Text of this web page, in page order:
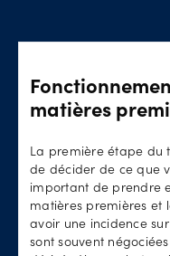
matières
La première étape du
de décider de ce que
important de prendre
matières premières et
avoir une incidence
sont souvent